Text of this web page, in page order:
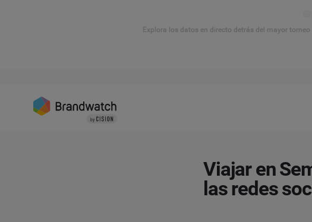
Explora los datos en directo detrás del mayor
Viajar en
las redes